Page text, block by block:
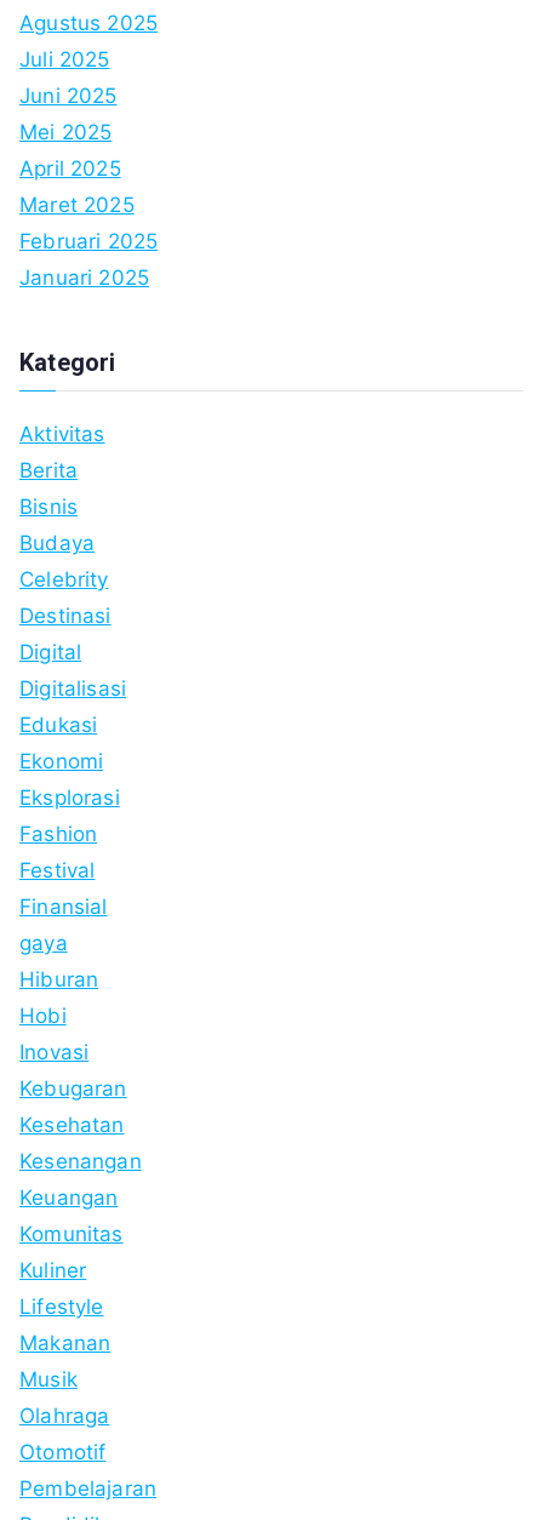
Agustus 2025
Juli 2025
Juni 2025
Mei 2025
April 2025
Maret 2025
Februari 2025
Januari 2025
Kategori
Aktivitas
Berita
Bisnis
Budaya
Celebrity
Destinasi
Digital
Digitalisasi
Edukasi
Ekonomi
Eksplorasi
Fashion
Festival
Finansial
gaya
Hiburan
Hobi
Inovasi
Kebugaran
Kesehatan
Kesenangan
Keuangan
Komunitas
Kuliner
Lifestyle
Makanan
Musik
Olahraga
Otomotif
Pembelajaran